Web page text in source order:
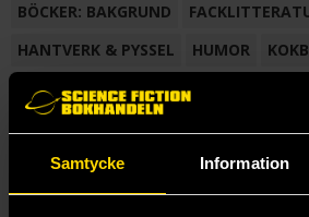
Samtycke Information
BÖCKER: BAKGRUND
HANTVERK & PYSSEL
HUMOR
KORTROMAN
LÄROBOK
SAMLINGSVOLYM
TECKNA & MÅLA